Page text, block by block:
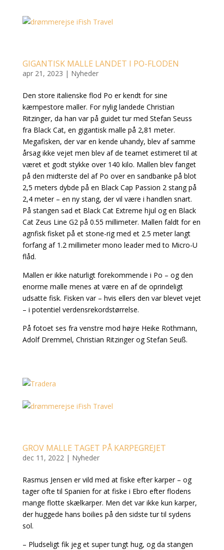
GIGANTISK MALLE LANDET I PO-FLODEN
apr 21, 2023 | Nyheder
Den store italienske flod Po er kendt for sine
kæmpestore maller. For nylig landede Christian
Ritzinger, da han var på guidet tur med Stefan Seuss
fra Black Cat, en gigantisk malle på 2,81 meter.
Megafisken, der var en kende uhandy, blev af samme
årsag ikke vejet men blev af de teamet estimeret til at
været et godt stykke over 140 kilo. Mallen blev fanget
på den midterste del af Po over en sandbanke på blot
2,5 meters dybde på en Black Cap Passion 2 stang på
2,4 meter – en ny stang, der vil være i handlen snart.
På stangen sad et Black Cat Extreme hjul og en Black
Cat Zeus Line G2 på 0.55 millimeter. Mallen faldt for en
agnfisk fisket på et stone-rig med et 2.5 meter langt
forfang af 1.2 millimeter mono leader med to Micro-U
flåd.
Mallen er ikke naturligt forekommende i Po – og den
enorme malle menes at være en af de oprindeligt
udsatte fisk. Fisken var – hvis ellers den var blevet vejet
– i potentiel verdensrekordstørrelse.
På fotoet ses fra venstre mod højre Heike Rothmann,
Adolf Dremmel, Christian Ritzinger og Stefan Seuß.
GROV MALLE TAGET PÅ KARPEGREJET
dec 11, 2022| Nyheder
Rasmus Jensen er vild med at fiske efter karper – og
tager ofte til Spanien for at fiske i Ebro efter flodens
mange flotte skælkarper. Men det var ikke kun karper,
der huggede hans boilies på den sidste tur til sydens
sol.
– Pludseligt fik jeg et super tungt hug, og da stangen